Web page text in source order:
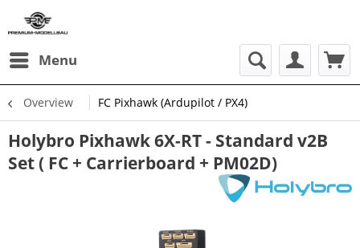
Menu
Overview FC Pixhawk (Ardupilot / PX4)
Holybro Pixhawk 6X-RT - Standard v2B
Set ( FC + Carrierboard + PM02D)